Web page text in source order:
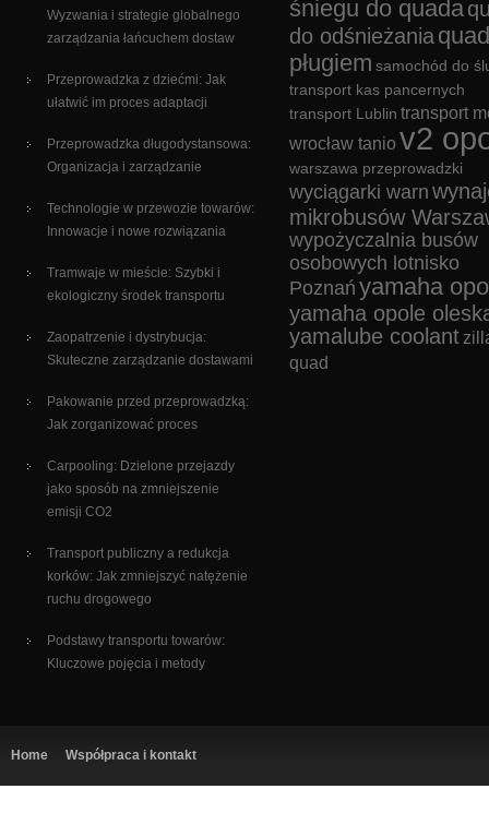
Wyzwania i strategie globalnego
zarządzania łańcuchem dostaw
Przeprowadzka z dziećmi: Jak
ułatwić im proces adaptacji
Przeprowadzka długodystansowa:
Organizacja i zarządzanie
Technologie w przewozie towarów:
Innowacje i nowe rozwiązania
Tramwaje w mieście: Szybki i
ekologiczny środek transportu
Zaopatrzenie i dystrybucja:
Skuteczne zarządzanie dostawami
Pakowanie przed przeprowadzką:
Jak zorganizować proces
Carpooling: Dzielone przejazdy
jako sposób na zmniejszenie
emisji CO2
Transport publiczny a redukcja
korków: Jak zmniejszyć natężenie
ruchu drogowego
Podstawy transportu towarów:
Kluczowe pojęcia i metody
śniegu do quada
do odśnieżania
pługiem samochód do
transport kas pancernych
transport Lublin transport
wrocław tanio v2
warszawa przeprowadzki
wyciągarki warn
mikrobusów
wypożyczalnia busów
osobowych lotnisko
Poznań yamaha
yamaha opole
yamalube coolant
quad
Home Współpraca i kontakt